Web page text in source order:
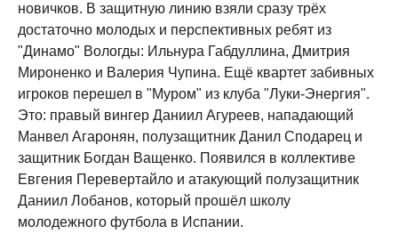
новичков. В защитную линию взяли сразу трёх
достаточно молодых и перспективных ребят из
"Динамо" Вологды: Ильнура Габдуллина, Дмитрия
Мироненко и Валерия Чупина. Ещё квартет забивных
игроков перешел в "Муром" из клуба "Луки-Энергия".
Это: правый вингер Даниил Агуреев, нападающий
Манвел Агаронян, полузащитник Данил Сподарец и
защитник Богдан Ващенко. Появился в коллективе
Евгения Перевертайло и атакующий полузащитник
Даниил Лобанов, который прошёл школу
молодежного футбола в Испании.